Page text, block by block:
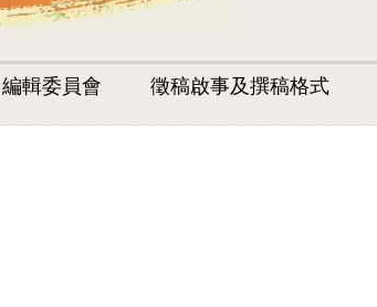
編輯委員會 徵稿啟事及撰稿格式